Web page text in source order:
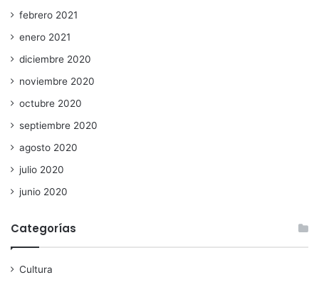
febrero 2021
enero 2021
diciembre 2020
noviembre 2020
octubre 2020
septiembre 2020
agosto 2020
julio 2020
junio 2020
Categorías
Cultura